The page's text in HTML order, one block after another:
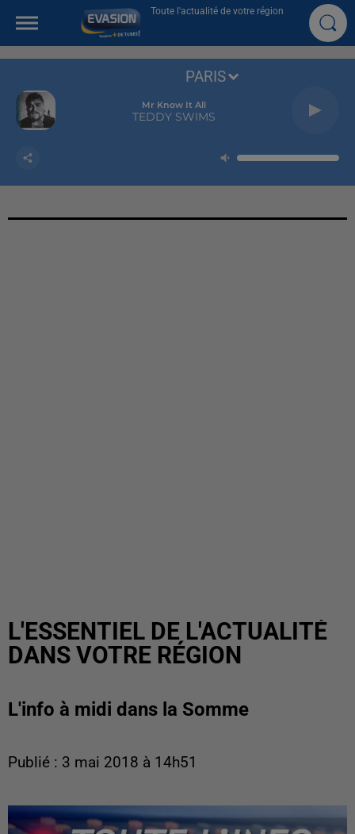
Toute l'actualité de votre région
Mr Know It All
TEDDY SWIMS
PARIS
L'ESSENTIEL DE L'ACTUALITÉ
DANS VOTRE RÉGION
L'info à midi dans la Somme
Publié : 3 mai 2018 à 14h51